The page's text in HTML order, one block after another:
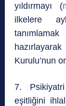
yıldırmayı (
ilkelere
Kurulu’nun
7.
eşitliğini